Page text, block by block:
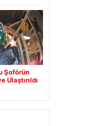
Şoförün
Ulaştırıldı